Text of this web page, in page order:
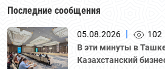
Последние сообщения
05.08.2026 |
102
В эти минуты в
Казахстанский